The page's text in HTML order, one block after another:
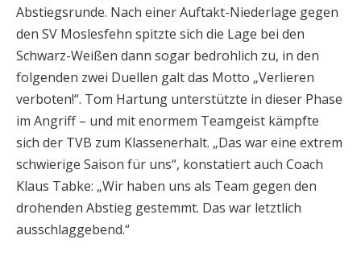
Abstiegsrunde. Nach einer Auftakt-Niederlage gegen
den SV Moslesfehn spitzte sich die Lage bei den
Schwarz-Weißen dann sogar bedrohlich zu, in den
folgenden zwei Duellen galt das Motto „Verlieren
verboten!“. Tom Hartung unterstützte in dieser Phase
im Angriff – und mit enormem Teamgeist kämpfte
sich der TVB zum Klassenerhalt. „Das war eine extrem
schwierige Saison für uns“, konstatiert auch Coach
Klaus Tabke: „Wir haben uns als Team gegen den
drohenden Abstieg gestemmt. Das war letztlich
ausschlaggebend.“